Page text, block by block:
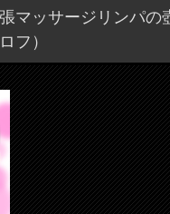
マッサージリンパの
フ）